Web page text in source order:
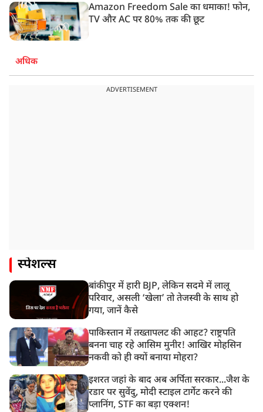
Amazon Freedom Sale का धमाका! फोन,
TV और AC पर 80% तक की छूट
अधिक
ADVERTISEMENT
स्पेशल्स
बांकीपुर में हारी BJP, लेकिन सदमे में लालू
परिवार, असली ‘खेला’ तो तेजस्वी के साथ हो
गया, जानें कैसे
पाकिस्तान में तख्तापलट की आहट? राष्ट्रपति
बनना चाह रहे आसिम मुनीर! आखिर मोहसिन
नकवी को ही क्यों बनाया मोहरा?
इशरत जहां के बाद अब अर्पिता सरकार...जैश के
रडार पर सुवेंदु, मोदी स्टाइल टार्गेट करने की
प्लानिंग, STF का बड़ा एक्शन!